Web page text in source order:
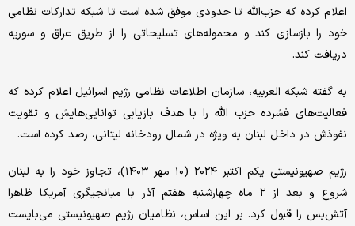
اعلام کرده که حزب‌الله تا حدودی موفق شده است تا شبکه تدارکات نظامی
خود را بازسازی کند و محموله‌های تسلیحاتی را از طریق عراق و سوریه
دریافت کند.
به گفته شبکه العربیه، سازمان اطلاعات نظامی رژیم اسرائیل اعلام کرده که
فعالیت‌های فشرده حزب الله را با هدف بازیابی توانایی‌هایش و تقویت
نفوذش در داخل لبنان به ویژه در شمال رودخانه لیتانی، رصد ‌کرده است.
رژیم صهیونیستی یکم اکتبر ۲۰۲۴ (۱۰ مهر ۱۴۰۳)، تجاوز خود را به لبنان
شروع و بعد از ۲ ماه چهارشنبه هفتم آذر با میانجیگری آمریکا ظاهرا
آتش‌بس را قبول کرد. بر این اساس، نظامیان رژیم صهیونیستی می‌بایست